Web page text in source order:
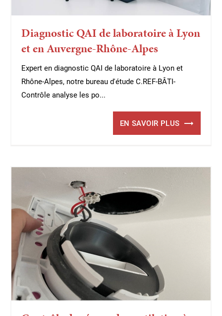
Diagnostic QAI de laboratoire à Lyon
et en Auvergne-Rhône-Alpes
Expert en diagnostic QAI de laboratoire à Lyon et
Rhône-Alpes, notre bureau d'étude C.REF-BÂTI-
Contrôle analyse les po...
EN SAVOIR PLUS